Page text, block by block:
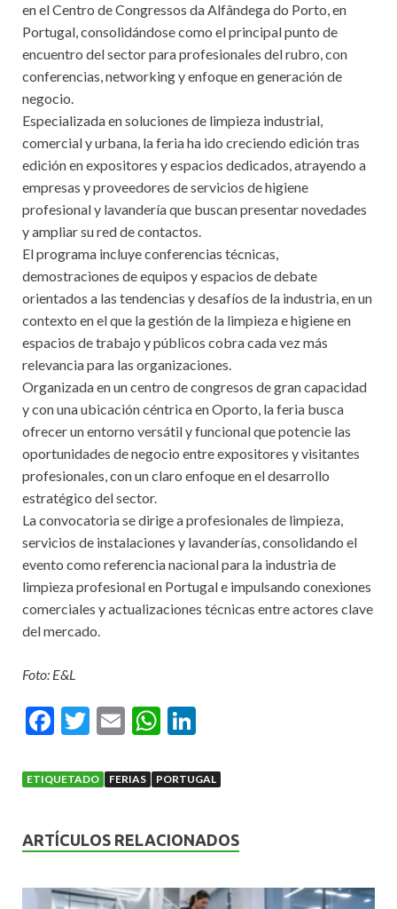
en el Centro de Congressos da Alfândega do Porto, en
Portugal, consolidándose como el principal punto de
encuentro del sector para profesionales del rubro, con
conferencias, networking y enfoque en generación de
negocio.
Especializada en soluciones de limpieza industrial,
comercial y urbana, la feria ha ido creciendo edición tras
edición en expositores y espacios dedicados, atrayendo a
empresas y proveedores de servicios de higiene
profesional y lavandería que buscan presentar novedades
y ampliar su red de contactos.
El programa incluye conferencias técnicas,
demostraciones de equipos y espacios de debate
orientados a las tendencias y desafíos de la industria, en un
contexto en el que la gestión de la limpieza e higiene en
espacios de trabajo y públicos cobra cada vez más
relevancia para las organizaciones.
Organizada en un centro de congresos de gran capacidad
y con una ubicación céntrica en Oporto, la feria busca
ofrecer un entorno versátil y funcional que potencie las
oportunidades de negocio entre expositores y visitantes
profesionales, con un claro enfoque en el desarrollo
estratégico del sector.
La convocatoria se dirige a profesionales de limpieza,
servicios de instalaciones y lavanderías, consolidando el
evento como referencia nacional para la industria de
limpieza profesional en Portugal e impulsando conexiones
comerciales y actualizaciones técnicas entre actores clave
del mercado.
Foto: E&L
F
e
o
o
k
T
itt
E
ai
W
at
A
p
p
ke
n
ETIQUETADO FERIAS PORTUGAL
ARTÍCULOS RELACIONADOS